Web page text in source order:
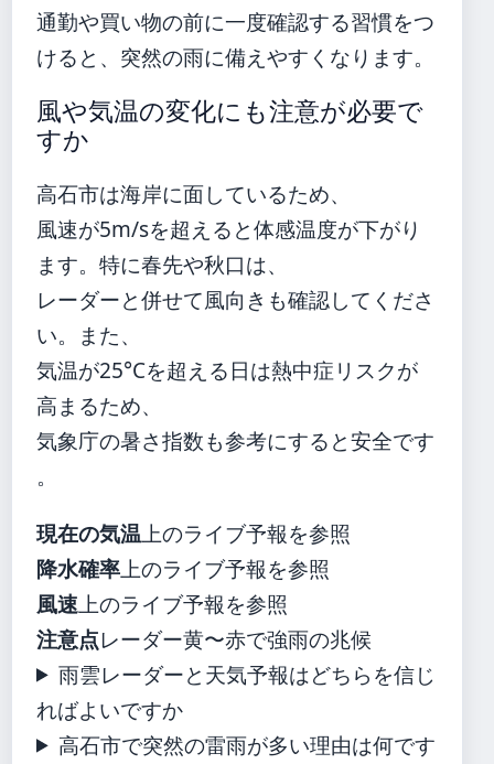
通勤や買い物の前に一度確認する習慣をつ
けると、突然の雨に備えやすくなります。
風や気温の変化にも注意が必要で
すか
高石市は海岸に面しているため、
風速が5m/sを超えると体感温度が下がり
ます。特に春先や秋口は、
レーダーと併せて風向きも確認してくださ
い。また、
気温が25°Cを超える日は熱中症リスクが
高まるため、
気象庁の暑さ指数も参考にすると安全です
。
現在の気温上のライブ予報を参照
降水確率上のライブ予報を参照
風速上のライブ予報を参照
注意点レーダー黄〜赤で強雨の兆候
雨雲レーダーと天気予報はどちらを信じ
ればよいですか
高石市で突然の雷雨が多い理由は何です